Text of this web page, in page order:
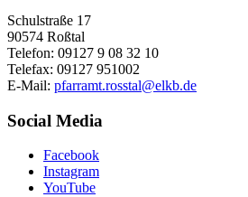
Schulstraße 17
90574 Roßtal
Telefon: 09127 9 08 32 10
Telefax: 09127 951002
E-Mail: pfarramt.rosstal@elkb.de
Social Media
Facebook
Instagram
YouTube